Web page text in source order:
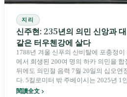
지리
신주현: 235년의 의민 신앙과
같은 터우첸강에 살다
1788년 겨울 신푸의 산비탈에 포충정
에서 희생된 200여 명의 하카 의민을 합
뒤에도 의민절 음력 7월 20일의 십오연
다. 5킬로미터 밖 주베이시는 2025년 1
로 대만 368개 향진시구 가운데 1위를
閱讀全文